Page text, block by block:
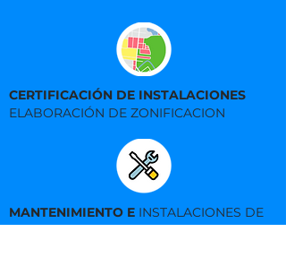
CERTIFICACIÓN DE INSTALACIONES
ELABORACIÓN DE ZONIFICACION
MANTENIMIENTO E INSTALACIONES DE
SISTEMAS DE SEGURIDAD